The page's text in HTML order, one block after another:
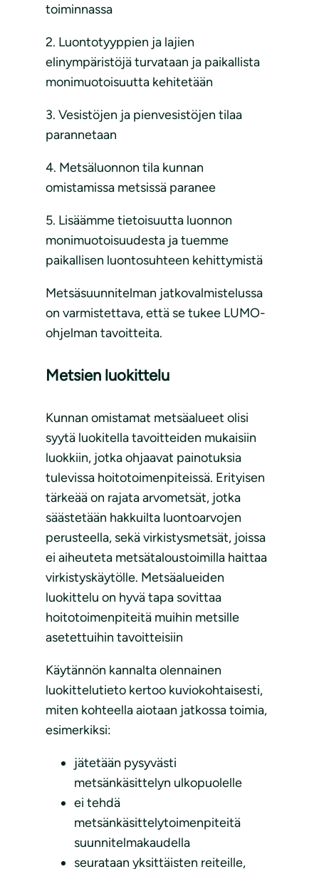
toiminnassa
2. Luontotyyppien ja lajien
elinympäristöjä turvataan ja paikallista
monimuotoisuutta kehitetään
3. Vesistöjen ja pienvesistöjen tilaa
parannetaan
4. Metsäluonnon tila kunnan
omistamissa metsissä paranee
5. Lisäämme tietoisuutta luonnon
monimuotoisuudesta ja tuemme
paikallisen luontosuhteen kehittymistä
Metsäsuunnitelman jatkovalmistelussa
on varmistettava, että se tukee LUMO-
ohjelman tavoitteita.
Metsien luokittelu
Kunnan omistamat metsäalueet olisi
syytä luokitella tavoitteiden mukaisiin
luokkiin, jotka ohjaavat painotuksia
tulevissa hoitotoimenpiteissä. Erityisen
tärkeää on rajata arvometsät, jotka
säästetään hakkuilta luontoarvojen
perusteella, sekä virkistysmetsät, joissa
ei aiheuteta metsätaloustoimilla haittaa
virkistyskäytölle. Metsäalueiden
luokittelu on hyvä tapa sovittaa
hoitotoimenpiteitä muihin metsille
asetettuihin tavoitteisiin
Käytännön kannalta olennainen
luokittelutieto kertoo kuviokohtaisesti,
miten kohteella aiotaan jatkossa toimia,
esimerkiksi:
jätetään pysyvästi
metsänkäsittelyn ulkopuolelle
ei tehdä
metsänkäsittelytoimenpiteitä
suunnitelmakaudella
seurataan yksittäisten reiteille,